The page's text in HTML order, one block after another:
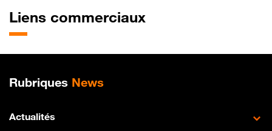
Liens commerciaux
Plan de site
Rubriques News
Actualités